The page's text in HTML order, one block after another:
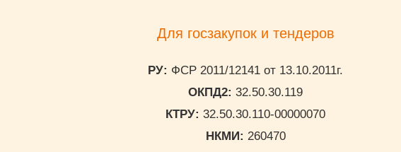
Для госзакупок и тендеров
РУ: ФСР 2011/12141 от 13.10.2011г.
ОКПД2: 32.50.30.119
КТРУ: 32.50.30.110-00000070
НКМИ: 260470